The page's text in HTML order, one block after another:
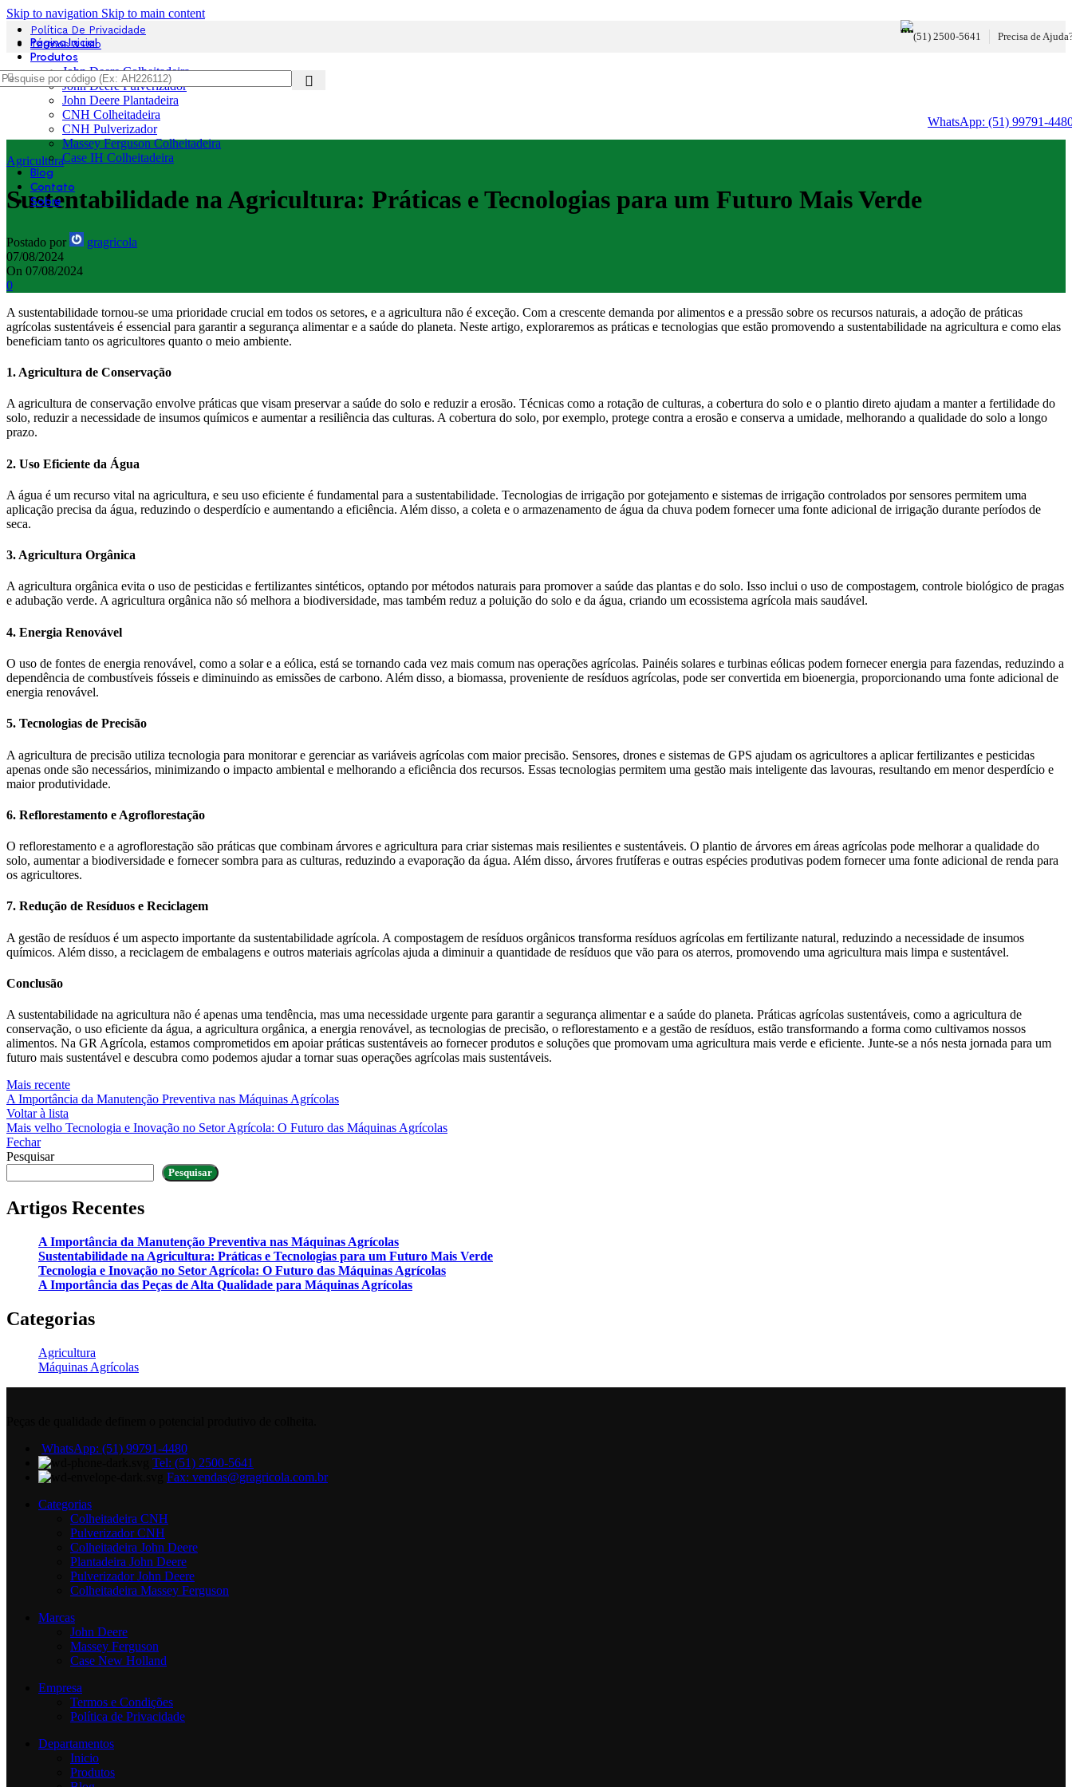
Skip to navigation Skip to main content
Política De Privacidade
Termos & Uso
(51) 2500-5641 Precisa de
Página Inicial
Produtos
John Deere Colheitadeira
John Deere Pulverizador
John Deere Plantadeira
CNH Colheitadeira
CNH Pulverizador
Massey Ferguson Colheitadeira
Case IH Colheitadeira
Blog
Contato
Sobre
WhatsApp: (51) 99791-
Agricultura
Sustentabilidade na Agricultura: Práticas e Tecnologias para um Futuro Mais Verde
Postado por
gragricola
07/08/2024
On 07/08/2024
0
A sustentabilidade tornou-se uma prioridade crucial em todos os setores, e a agricultura não é exceção. Com a crescente demanda por alimentos e a pressão sobre os recursos naturais, a adoção de práticas
agrícolas sustentáveis é essencial para garantir a segurança alimentar e a saúde do planeta. Neste artigo, exploraremos as práticas e tecnologias que estão promovendo a sustentabilidade na agricultura e como elas
beneficiam tanto os agricultores quanto o meio ambiente.
1. Agricultura de Conservação
A agricultura de conservação envolve práticas que visam preservar a saúde do solo e reduzir a erosão. Técnicas como a rotação de culturas, a cobertura do solo e o plantio direto ajudam a manter a fertilidade do
solo, reduzir a necessidade de insumos químicos e aumentar a resiliência das culturas. A cobertura do solo, por exemplo, protege contra a erosão e conserva a umidade, melhorando a qualidade do solo a longo
prazo.
2. Uso Eficiente da Água
A água é um recurso vital na agricultura, e seu uso eficiente é fundamental para a sustentabilidade. Tecnologias de irrigação por gotejamento e sistemas de irrigação controlados por sensores permitem uma
aplicação precisa da água, reduzindo o desperdício e aumentando a eficiência. Além disso, a coleta e o armazenamento de água da chuva podem fornecer uma fonte adicional de irrigação durante períodos de
seca.
3. Agricultura Orgânica
A agricultura orgânica evita o uso de pesticidas e fertilizantes sintéticos, optando por métodos naturais para promover a saúde das plantas e do solo. Isso inclui o uso de compostagem, controle biológico de pragas
e adubação verde. A agricultura orgânica não só melhora a biodiversidade, mas também reduz a poluição do solo e da água, criando um ecossistema agrícola mais saudável.
4. Energia Renovável
O uso de fontes de energia renovável, como a solar e a eólica, está se tornando cada vez mais comum nas operações agrícolas. Painéis solares e turbinas eólicas podem fornecer energia para fazendas, reduzindo a
dependência de combustíveis fósseis e diminuindo as emissões de carbono. Além disso, a biomassa, proveniente de resíduos agrícolas, pode ser convertida em bioenergia, proporcionando uma fonte adicional de
energia renovável.
5. Tecnologias de Precisão
A agricultura de precisão utiliza tecnologia para monitorar e gerenciar as variáveis agrícolas com maior precisão. Sensores, drones e sistemas de GPS ajudam os agricultores a aplicar fertilizantes e pesticidas
apenas onde são necessários, minimizando o impacto ambiental e melhorando a eficiência dos recursos. Essas tecnologias permitem uma gestão mais inteligente das lavouras, resultando em menor desperdício e
maior produtividade.
6. Reflorestamento e Agroflorestação
O reflorestamento e a agroflorestação são práticas que combinam árvores e agricultura para criar sistemas mais resilientes e sustentáveis. O plantio de árvores em áreas agrícolas pode melhorar a qualidade do
solo, aumentar a biodiversidade e fornecer sombra para as culturas, reduzindo a evaporação da água. Além disso, árvores frutíferas e outras espécies produtivas podem fornecer uma fonte adicional de renda para
os agricultores.
7. Redução de Resíduos e Reciclagem
A gestão de resíduos é um aspecto importante da sustentabilidade agrícola. A compostagem de resíduos orgânicos transforma resíduos agrícolas em fertilizante natural, reduzindo a necessidade de insumos
químicos. Além disso, a reciclagem de embalagens e outros materiais agrícolas ajuda a diminuir a quantidade de resíduos que vão para os aterros, promovendo uma agricultura mais limpa e sustentável.
Conclusão
A sustentabilidade na agricultura não é apenas uma tendência, mas uma necessidade urgente para garantir a segurança alimentar e a saúde do planeta. Práticas agrícolas sustentáveis, como a agricultura de
conservação, o uso eficiente da água, a agricultura orgânica, a energia renovável, as tecnologias de precisão, o reflorestamento e a gestão de resíduos, estão transformando a forma como cultivamos nossos
alimentos. Na GR Agrícola, estamos comprometidos em apoiar práticas sustentáveis ao fornecer produtos e soluções que promovam uma agricultura mais verde e eficiente. Junte-se a nós nesta jornada para um
futuro mais sustentável e descubra como podemos ajudar a tornar suas operações agrícolas mais sustentáveis.
Mais recente
A Importância da Manutenção Preventiva nas Máquinas Agrícolas
Voltar à lista
Mais velho Tecnologia e Inovação no Setor Agrícola: O Futuro das Máquinas Agrícolas
Fechar
Pesquisar
Pesquisar
Artigos Recentes
A Importância da Manutenção Preventiva nas Máquinas Agrícolas
Sustentabilidade na Agricultura: Práticas e Tecnologias para um Futuro Mais Verde
Tecnologia e Inovação no Setor Agrícola: O Futuro das Máquinas Agrícolas
A Importância das Peças de Alta Qualidade para Máquinas Agrícolas
Categorias
Agricultura
Máquinas Agrícolas
WhatsApp: (51) 99791-4480
Tel: (51) 2500-5641
Fax: vendas@gragricola.com.br
Categorias
Colheitadeira CNH
Pulverizador CNH
Colheitadeira John Deere
Plantadeira John Deere
Pulverizador John Deere
Colheitadeira Massey Ferguson
Marcas
John Deere
Massey Ferguson
Case New Holland
Empresa
Termos e Condições
Política de Privacidade
Departamentos
Inicio
Produtos